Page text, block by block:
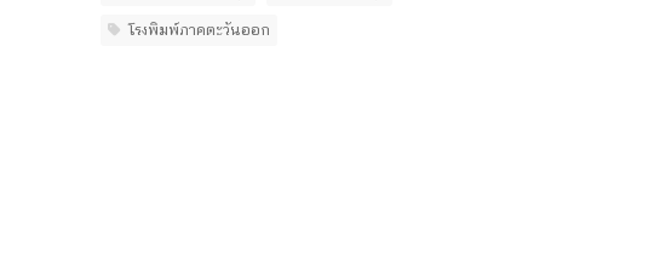
โรงพิมพ์ภาคตะวันออก